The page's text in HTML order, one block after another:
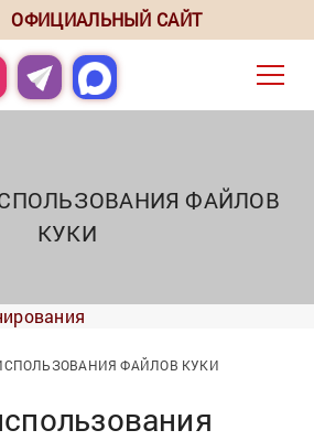
ОФИЦИАЛЬНЫЙ САЙТ
ФАЙЛОВ
КУКИ
ФАЙЛОВ КУКИ